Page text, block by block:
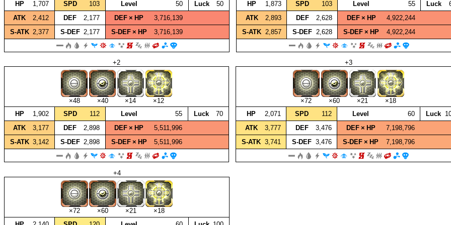
HP
1,707 SPD 103 Level 50 Luck
50
ATK
2,412 DEF 2,177 DEF × HP
3,716,139
S‑ATK 2,377 S‑DEF 2,177 S‑DEF × HP 3,716,139
HP
1,873 SPD 103 Level 55 Luck
ATK
2,893 DEF 2,628 DEF × HP
4,922,244
S‑ATK 2,857 S‑DEF 2,628 S‑DEF × HP 4,922,244
+2
×48 ×40 ×14
×12
HP
1,902 SPD 112 Level 55 Luck
70
ATK
3,177 DEF 2,898 DEF × HP
5,511,996
S‑ATK 3,142 S‑DEF 2,898 S‑DEF × HP 5,511,996
+3
×72 ×60 ×21
×18
HP
2,071 SPD 112 Level 60 Luck
ATK
3,777 DEF 3,476 DEF × HP
7,198,796
S‑ATK 3,741 S‑DEF 3,476 S‑DEF × HP 7,198,796
+4
×72 ×60 ×21
×18